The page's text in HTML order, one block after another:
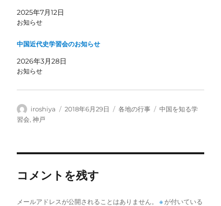
2025年7月12日
お知らせ
中国近代史学習会のお知らせ
2026年3月28日
お知らせ
投
稿
iroshiya
投
2018年6月29日
カ
各地の行事
タ
中国を知る学
習会,神戸
コメントを残す
メールアドレスが公開されることはありません。 ※ が付いている